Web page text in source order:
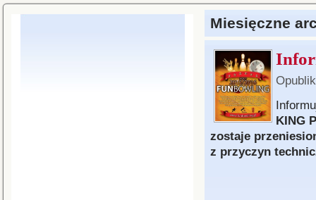
Miesięczne
KING
zostaje
z przyczyn